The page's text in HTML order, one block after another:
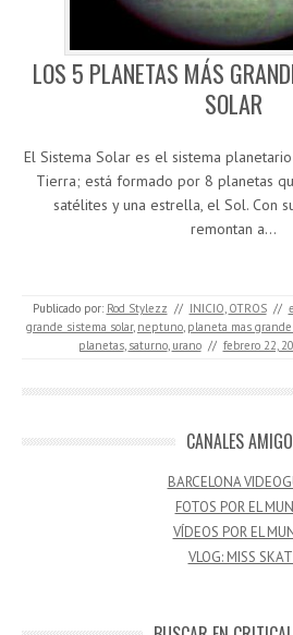
LOS 5 PLANETAS MÁS
SOLAR
El Sistema Solar es el sistema
Tierra; está formado por 8 planetas
satélites y una estrella, el Sol. Con
remontan a…
Publicado por: Rod Stylezz // INICIO, OTROS //
grande sistema solar, neptuno, planeta mas
planetas, saturno, urano // febrero 22,
CANALES
BARCELONA
FOTOS POR EL
VÍDEOS POR EL
VLOG: MISS